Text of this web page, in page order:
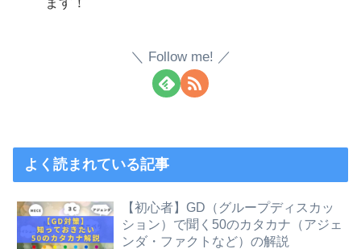
Follow me!
よく読まれている記事
【初心者】GD（グループディスカッ
ション）で聞く50のカタカナ（アジェ
ンダ・ファクトなど）の解説